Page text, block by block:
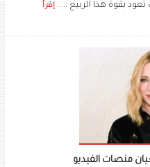
إقرأ
منصات الفيديو